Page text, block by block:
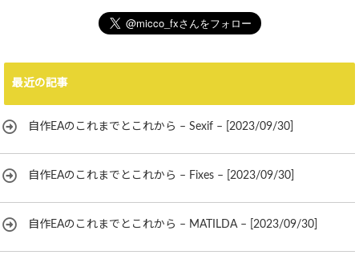
最近の記事
自作EAのこれまでとこれから – Sexif – [2023/09/30]
自作EAのこれまでとこれから – Fixes – [2023/09/30]
自作EAのこれまでとこれから – MATILDA – [2023/09/30]